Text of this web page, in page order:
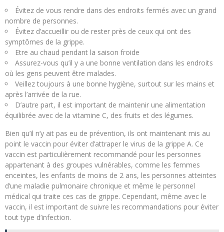
Évitez de vous rendre dans des endroits fermés avec un grand
nombre de personnes.
Évitez d’accueillir ou de rester près de ceux qui ont des
symptômes de la grippe.
Etre au chaud pendant la saison froide
Assurez-vous qu’il y a une bonne ventilation dans les endroits
où les gens peuvent être malades.
Veillez toujours à une bonne hygiène, surtout sur les mains et
après l’arrivée de la rue.
D’autre part, il est important de maintenir une alimentation
équilibrée avec de la vitamine C, des fruits et des légumes.
Bien qu’il n’y ait pas eu de prévention, ils ont maintenant mis au
point le vaccin pour éviter d’attraper le virus de la grippe A. Ce
vaccin est particulièrement recommandé pour les personnes
appartenant à des groupes vulnérables, comme les femmes
enceintes, les enfants de moins de 2 ans, les personnes atteintes
d’une maladie pulmonaire chronique et même le personnel
médical qui traite ces cas de grippe. Cependant, même avec le
vaccin, il est important de suivre les recommandations pour éviter
tout type d’infection.